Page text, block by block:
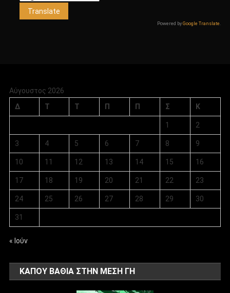
Powered byGoogle Translate .
Αύγουστος 2026
Δ
Τ Τ Π Π Σ Κ
1 2
3 4 5 6 7 8 9
10 11 12 13 14 15 16
17 18 19 20 21 22 23
24 25 26 27 28 29 30
31
« Ιούν
ΚΑΠΟΥ ΒΑΘΙΑ ΣΤΗΝ ΜΕΣΗ ΓΗ